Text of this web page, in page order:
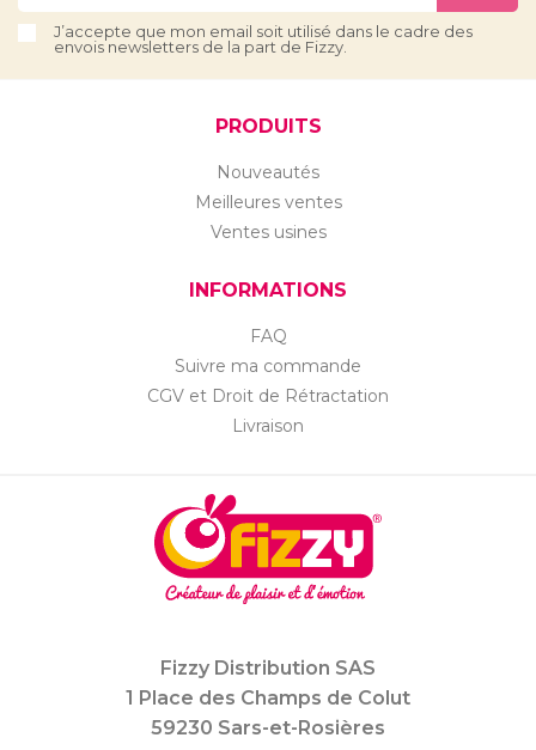
J’accepte que mon email soit utilisé dans le cadre des
envois newsletters de la part de Fizzy.
PRODUITS
Nouveautés
Meilleures ventes
Ventes usines
INFORMATIONS
FAQ
Suivre ma commande
CGV et Droit de Rétractation
Livraison
Fizzy Distribution SAS
1 Place des Champs de Colut
59230 Sars-et-Rosières